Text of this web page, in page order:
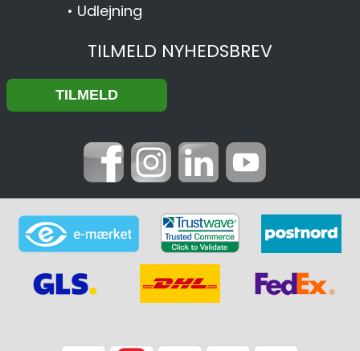
• Udlejning
TILMELD NYHEDSBREV